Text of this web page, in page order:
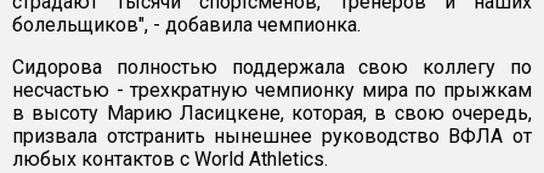
болельщиков", - добавила чемпионка.
Сидорова полностью поддержала свою коллегу по
несчастью - трехкратную чемпионку мира по прыжкам
в высоту Марию Ласицкене, которая, в свою очередь,
призвала отстранить нынешнее руководство ВФЛА от
любых контактов с World Athletics.